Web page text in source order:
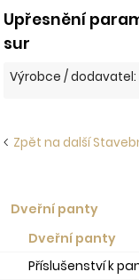
Upřesnění
sur
Výrobce / dodavatel:
Zpět na další
Dveřní panty
Dveřní panty
Příslušenství k